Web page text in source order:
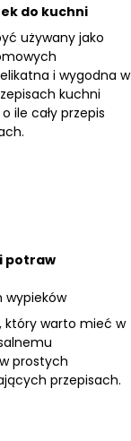
do kuchni
używany jako
i wygodna w
kuchni
ile cały przepis
potraw
wypieków
który warto mieć w
prostych
przepisach.